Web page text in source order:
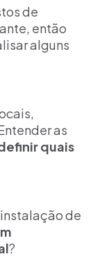
de
então
alguns
as
quais
de
?